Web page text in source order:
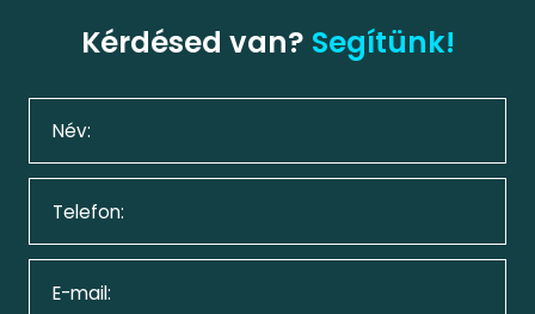
Kérdésed van? Segítünk!